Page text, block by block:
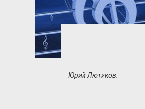
Юрий Лютиков.